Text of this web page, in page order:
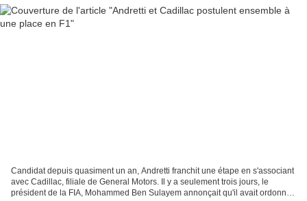
Candidat depuis quasiment un an, Andretti franchit une étape en s'associant
avec Cadillac, filiale de General Motors. Il y a seulement trois jours, le
président de la FIA, Mohammed Ben Sulayem annonçait qu'il avait ordonné